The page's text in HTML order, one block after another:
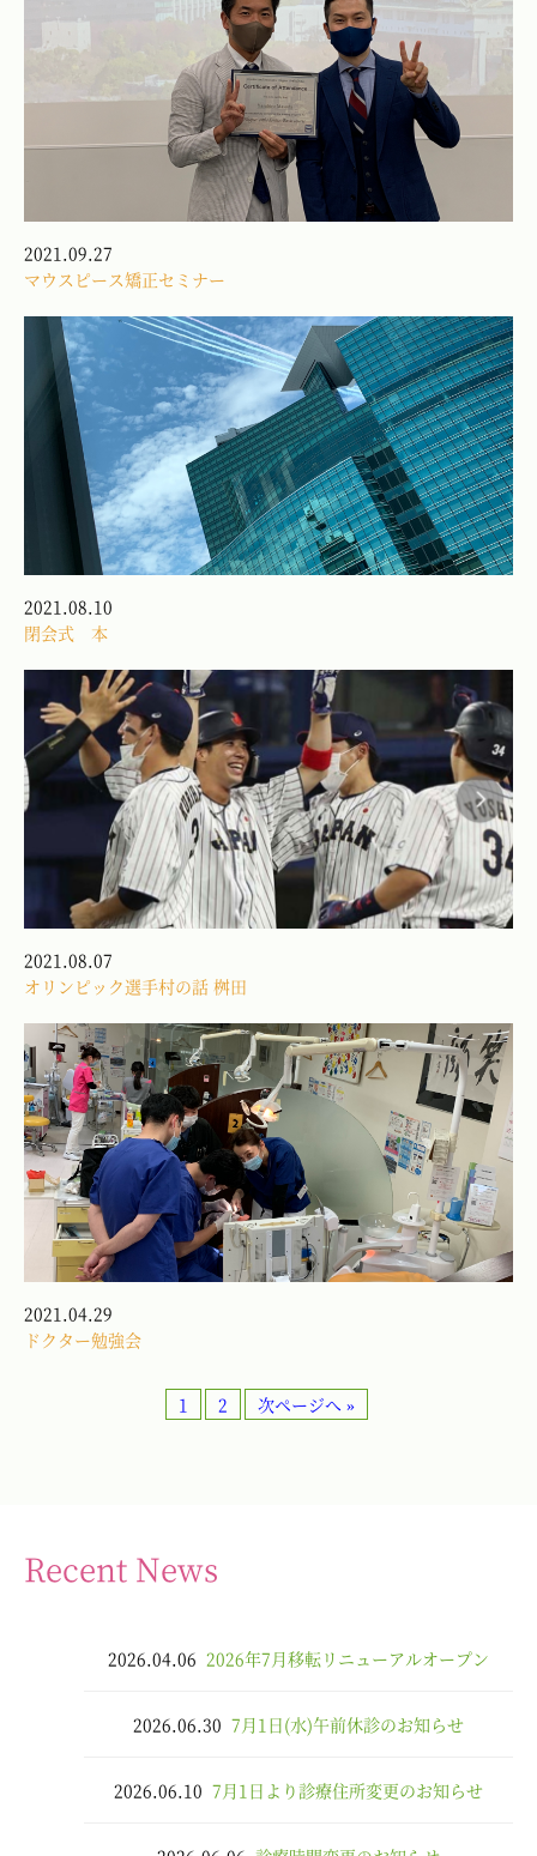
2021.09.27
マウスピース矯正セミナー
2021.08.10
閉会式 本
2021.08.07
オリンピック選手村の話 桝田
2021.04.29
ドクター勉強会
1 2 次ページへ »
Recent News
2026.04.06 2026年7月移転リニューアルオープン
2026.06.30 7月1日(水)午前休診のお知らせ
2026.06.10 7月1日より診療住所変更のお知らせ